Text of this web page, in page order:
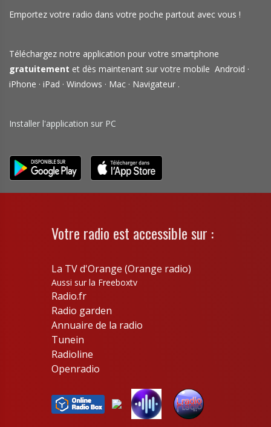
Emportez votre radio dans votre poche partout avec vous !
Téléchargez notre application pour votre smartphone
gratuitement et dès maintenant sur votre mobile Android ·
iPhone · iPad · Windows · Mac · Navigateur .
Installer l'application sur PC
Votre radio est accessible sur :
La TV d'Orange (Orange radio)
Aussi sur la Freeboxtv
Radio.fr
Radio garden
Annuaire de la radio
Tunein
Radioline
Openradio